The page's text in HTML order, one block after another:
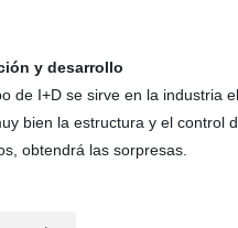
y desarrollo
de I+D se sirve en la industria
bien la estructura y el control
obtendrá las sorpresas.